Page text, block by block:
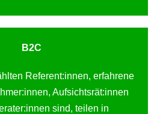
B2C
Referent:innen, erfahrene
Aufsichtsrät:innen
sind, teilen in